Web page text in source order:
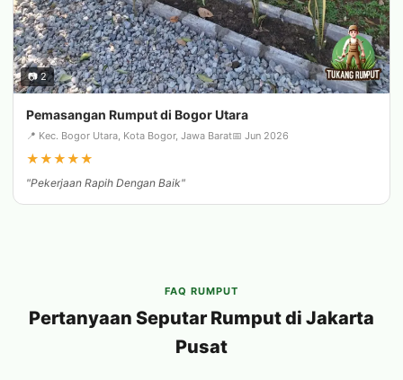
📷 2
Pemasangan Rumput di Bogor Utara
📍 Kec. Bogor Utara, Kota Bogor, Jawa Barat📅 Jun 2026
★★★★★
"Pekerjaan Rapih Dengan Baik"
FAQ RUMPUT
Pertanyaan Seputar Rumput di Jakarta
Pusat